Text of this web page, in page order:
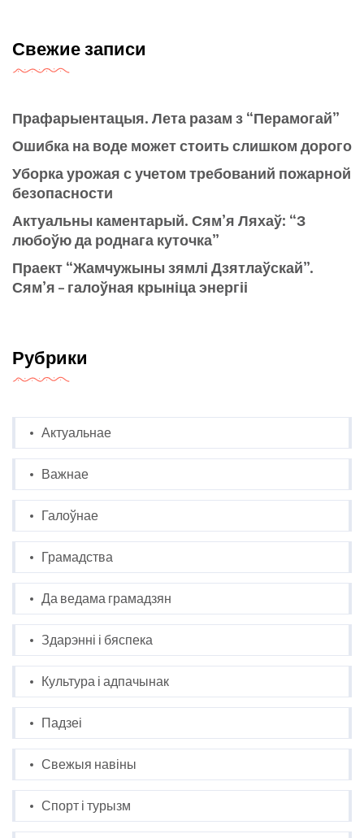
Свежие записи
Прафарыентацыя. Лета разам з “Перамогай”
Ошибка на воде может стоить слишком дорого
Уборка урожая с учетом требований пожарной
безопасности
Актуальны каментарый. Сям’я Ляхаў: “З
любоўю да роднага куточка”
Праект “Жамчужыны зямлі Дзятлаўскай”.
Сям’я – галоўная крыніца энергіі
Рубрики
Актуальнае
Важнае
Галоўнае
Грамадства
Да ведама грамадзян
Здарэнні і бяспека
Культура і адпачынак
Падзеі
Свежыя навіны
Спорт і турызм